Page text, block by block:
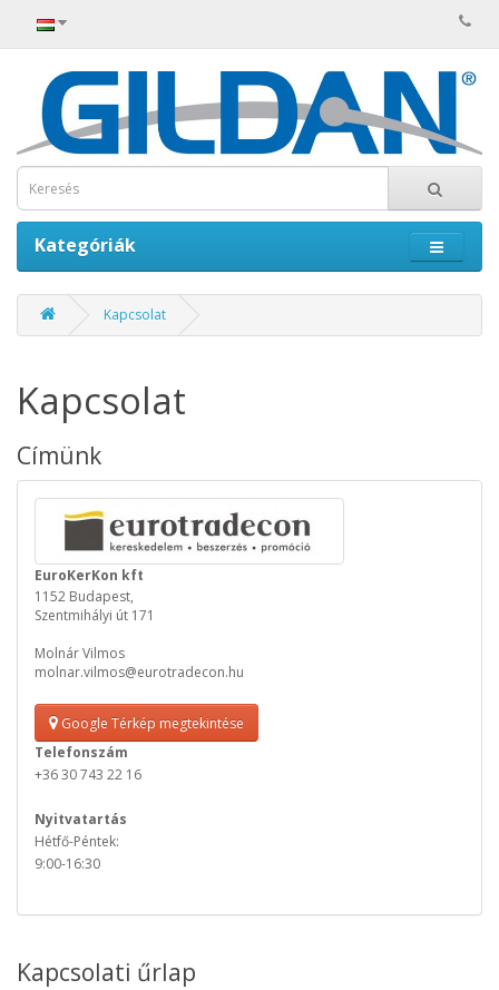
Kategóriák
Kapcsolat
Kapcsolat
Címünk
EuroKerKon kft
1152 Budapest,
Szentmihályi út 171
Molnár Vilmos
molnar.vilmos@eurotradecon.hu
Google Térkép megtekintése
Telefonszám
+36 30 743 22 16
Nyitvatartás
Hétfő-Péntek:
9:00-16:30
Kapcsolati űrlap